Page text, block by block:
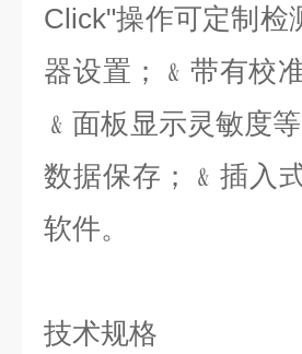
Click"操作可定制检
器设置；﹠带有校
﹠面板显示灵敏度
数据保存；﹠插入
软件。
技术规格